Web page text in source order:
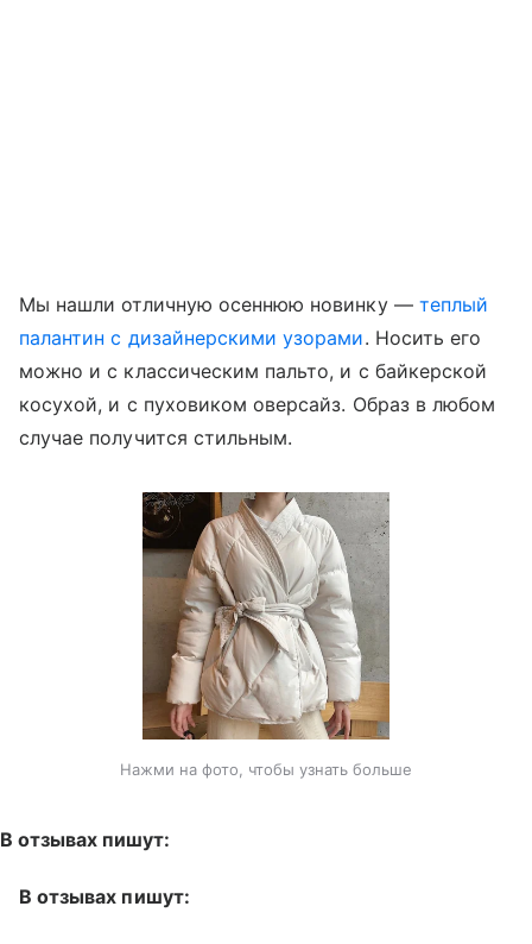
Мы нашли отличную осеннюю новинку — теплый
палантин с дизайнерскими узорами. Носить его
можно и с классическим пальто, и с байкерской
косухой, и с пуховиком оверсайз. Образ в любом
случае получится стильным.
Нажми на фото, чтобы узнать больше
В отзывах пишут:
В отзывах пишут: